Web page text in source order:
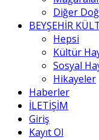
Diğer
BEYŞEHİR
Hepsi
Kültür
Sosyal
Hikayeler
Haberler
İLETİŞİM
Giriş
Kayıt Ol